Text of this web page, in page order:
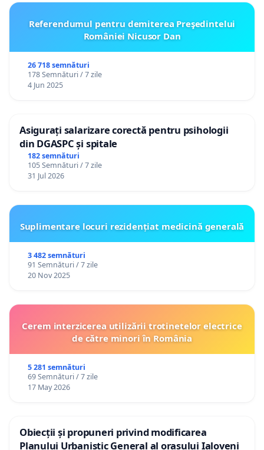
Referendumul pentru demiterea Preşedintelui
României Nicusor Dan
26 718 semnături
178 Semnături / 7 zile
4 Jun 2025
Asigurați salarizare corectă pentru psihologii
din DGASPC și spitale
182 semnături
105 Semnături / 7 zile
31 Jul 2026
Suplimentare locuri rezidențiat medicină generală
3 482 semnături
91 Semnături / 7 zile
20 Nov 2025
Cerem interzicerea utilizării trotinetelor electrice
de către minori în România
5 281 semnături
69 Semnături / 7 zile
17 May 2026
Obiecții și propuneri privind modificarea
Planului Urbanistic General al orașului Ialoveni